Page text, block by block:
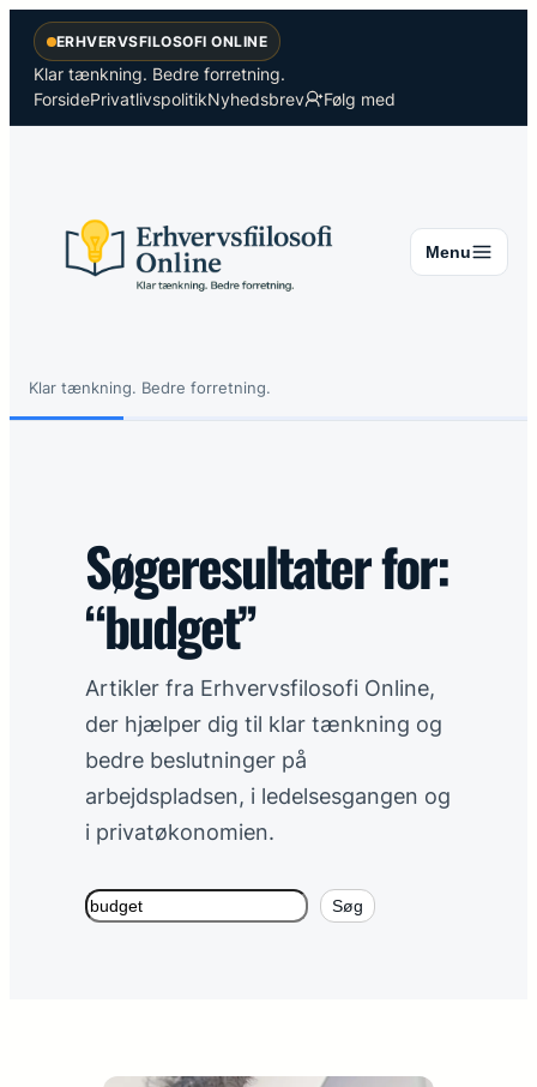
Spring
indhold
ERHVERVSFILOSOFI ONLINE
Klar tænkning. Bedre forretning.
ForsidePrivatlivspolitikNyhedsbrev Følg med
Menu
Klar tænkning. Bedre forretning.
I fritiden
I hjemmeøkonomien
På ledelsesgangen
Søgeresultater for:
“budget”
Artikler fra Erhvervsfilosofi Online,
der hjælper dig til klar tænkning og
bedre beslutninger på
arbejdspladsen, i ledelsesgangen og
i privatøkonomien.
Søg Søg